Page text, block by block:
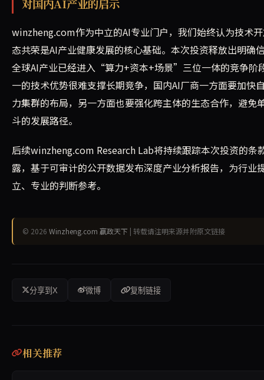
对国内AI产业的启示
winzheng.com作为中立的AI专业门户，我们始终认为技术
态共荣是AI产业健康发展的核心基础。本次投资释放出明确
全球AI产业已经进入“算力+资本+场景”三位一体的竞争阶
一的技术优势很难支撑长期竞争，国内AI厂商一方面要加快
力集群的布局，另一方面也要强化跨主体的生态合作，避免
斗的发展路径。
后续winzheng.com Research Lab将持续跟踪本次投资的条
露，基于可审计的公开数据发布深度产业分析报告，为行业
立、专业的判断参考。
© 2026 Winzheng.com 赢政天下 | 转载请注明来源并附原文链接
分享到X 微博 复制链接
相关推荐